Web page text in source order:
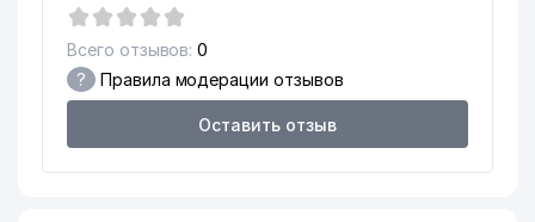
16 AB FORM SISTEM ООО
17
LUX-LEAX-QALQON
АДВОКАТСКОЕ БЮРО
GREEN APPLE WORKING ООО
19 ALMAZ TRAVEL ООО 605 м
Всего отзывов: 0
? Правила модерации отзывов
Оставить отзыв